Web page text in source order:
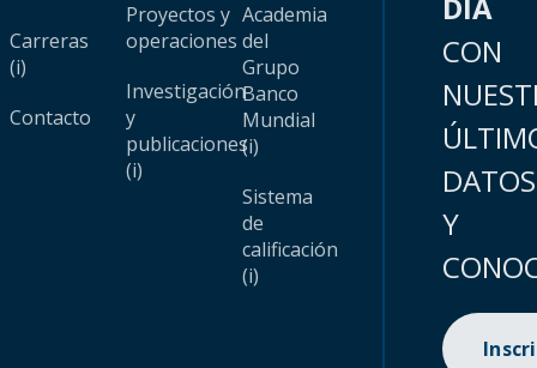
Carreras
(i)
Contacto
Proyectos y
operaciones
Investigación
y
publicaciones
(i)
Academia
del
Grupo
Banco
Mundial
(i)
Sistema
de
calificación
(i)
CON
DATOS
Y